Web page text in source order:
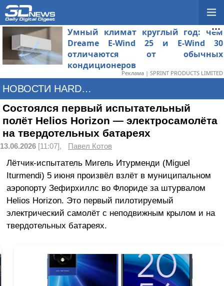
Умный климат круглый год: чем
Dreame E-Wind 25 и E-Wind 30
отличаются от обычных
кондиционеров
Реклама | SPRINT PRODUCTS LIMITED
НОВОСТИ HARDWARE
Состоялся первый испытательный
полёт Helios Horizon — электросамолёта
на твердотельных батареях
13.06.2026 [11:07], Павел Котов
Лётчик-испытатель Мигель Итурменди (Miguel
Iturmendi) 5 июня произвёл взлёт в муниципальном
аэропорту Зефирхиллс во Флориде за штурвалом
Helios Horizon. Это первый пилотируемый
электрический самолёт с неподвижным крылом и на
твердотельных батареях.